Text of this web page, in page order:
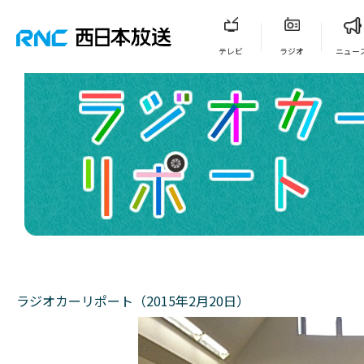
テレビ ラジオ ニュー
ラジオカーリポート（2015年2月20日）